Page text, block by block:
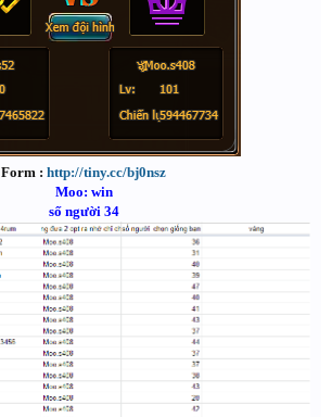
Form : http://tiny.cc/bj0nsz
Moo: win
số người 34